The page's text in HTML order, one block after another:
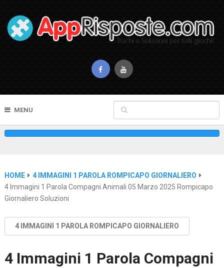
MENU
HOME
4 IMMAGINI 1 PAROLA ROMPICAPO GIORNALIERO
4 Immagini 1 Parola Compagni Animali 05 Marzo 2025 Rompicapo
Giornaliero Soluzioni
4 IMMAGINI 1 PAROLA ROMPICAPO GIORNALIERO
4 Immagini 1 Parola Compagni